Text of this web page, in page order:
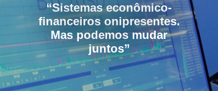
“Sistemas econômico-
financeiros onipresentes.
Mas podemos mudar
juntos”